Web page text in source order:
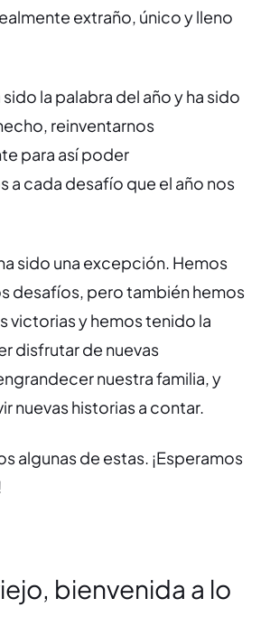
extraño, único y lleno
la palabra del año y ha sido
reinventarnos
para así poder
a cada desafío que el año nos
sido una excepción. Hemos
desafíos, pero también hemos
victorias y hemos tenido la
disfrutar de nuevas
nuestra familia, y
nuevas historias a contar.
algunas de estas. ¡Esperamos
bienvenida a lo